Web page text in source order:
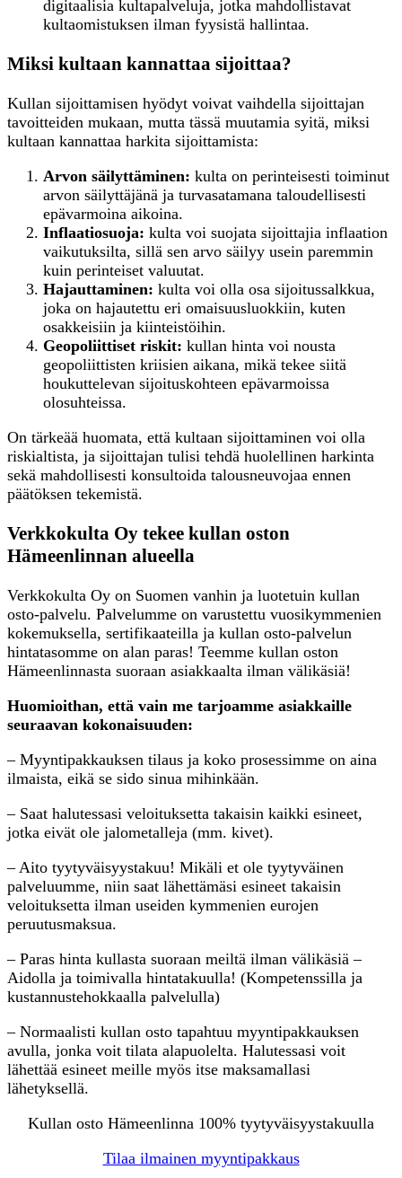
digitaalisia kultapalveluja, jotka mahdollistavat
kultaomistuksen ilman fyysistä hallintaa.
Miksi kultaan kannattaa sijoittaa?
Kullan sijoittamisen hyödyt voivat vaihdella sijoittajan
tavoitteiden mukaan, mutta tässä muutamia syitä, miksi
kultaan kannattaa harkita sijoittamista:
Arvon säilyttäminen: kulta on perinteisesti toiminut
arvon säilyttäjänä ja turvasatamana taloudellisesti
epävarmoina aikoina.
Inflaatiosuoja: kulta voi suojata sijoittajia inflaation
vaikutuksilta, sillä sen arvo säilyy usein paremmin
kuin perinteiset valuutat.
Hajauttaminen: kulta voi olla osa sijoitussalkkua,
joka on hajautettu eri omaisuusluokkiin, kuten
osakkeisiin ja kiinteistöihin.
Geopoliittiset riskit: kullan hinta voi nousta
geopoliittisten kriisien aikana, mikä tekee siitä
houkuttelevan sijoituskohteen epävarmoissa
olosuhteissa.
On tärkeää huomata, että kultaan sijoittaminen voi olla
riskialtista, ja sijoittajan tulisi tehdä huolellinen harkinta
sekä mahdollisesti konsultoida talousneuvojaa ennen
päätöksen tekemistä.
Verkkokulta Oy tekee kullan oston
Hämeenlinnan alueella
Verkkokulta Oy on Suomen vanhin ja luotetuin kullan
osto-palvelu. Palvelumme on varustettu vuosikymmenien
kokemuksella, sertifikaateilla ja kullan osto-palvelun
hintatasomme on alan paras! Teemme kullan oston
Hämeenlinnasta suoraan asiakkaalta ilman välikäsiä!
Huomioithan, että vain me tarjoamme asiakkaille
seuraavan kokonaisuuden:
– Myyntipakkauksen tilaus ja koko prosessimme on aina
ilmaista, eikä se sido sinua mihinkään.
– Saat halutessasi veloituksetta takaisin kaikki esineet,
jotka eivät ole jalometalleja (mm. kivet).
– Aito tyytyväisyystakuu! Mikäli et ole tyytyväinen
palveluumme, niin saat lähettämäsi esineet takaisin
veloituksetta ilman useiden kymmenien eurojen
peruutusmaksua.
– Paras hinta kullasta suoraan meiltä ilman välikäsiä –
Aidolla ja toimivalla hintatakuulla! (Kompetenssilla ja
kustannustehokkaalla palvelulla)
– Normaalisti kullan osto tapahtuu myyntipakkauksen
avulla, jonka voit tilata alapuolelta. Halutessasi voit
lähettää esineet meille myös itse maksamallasi
lähetyksellä.
Kullan osto Hämeenlinna 100% tyytyväisyystakuulla
Tilaa ilmainen myyntipakkaus